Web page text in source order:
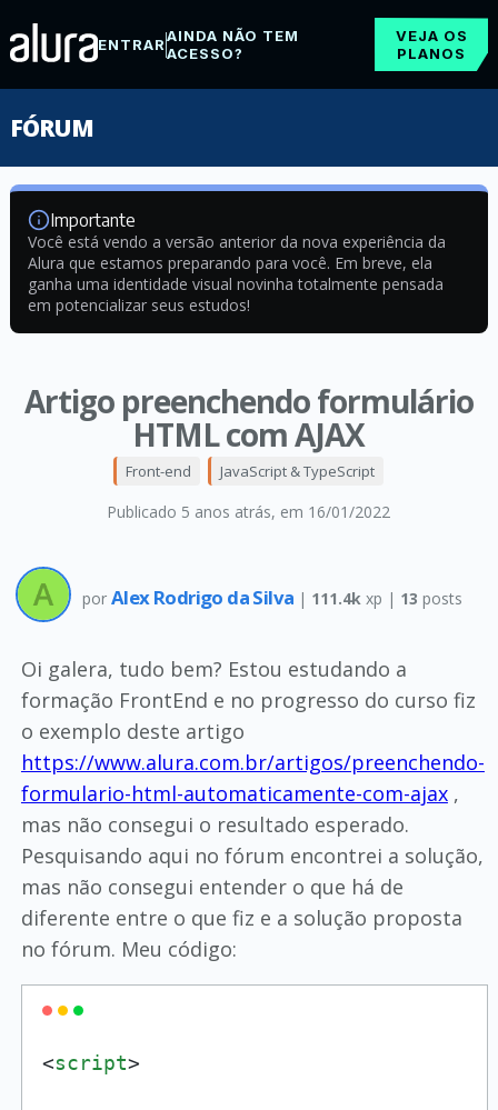
ENTRARAINDA NÃO TEM
ACESSO?
VEJA OS
PLANOS
FÓRUM
Importante
Você está vendo a versão anterior da nova experiência da
Alura que estamos preparando para você. Em breve, ela
ganha uma identidade visual novinha totalmente pensada
em potencializar seus estudos!
Artigo preenchendo formulário
HTML com AJAX
Publicado 5 anos atrás, em 16/01/2022
Front-end JavaScript & TypeScript
por Alex Rodrigo da Silva | 111.4k xp | 13 posts
Oi galera, tudo bem? Estou estudando a
formação FrontEnd e no progresso do curso fiz
o exemplo deste artigo
https://www.alura.com.br/artigos/preenchendo-
formulario-html-automaticamente-com-ajax,
mas não consegui o resultado esperado.
Pesquisando aqui no fórum encontrei a solução,
mas não consegui entender o que há de
diferente entre o que fiz e a solução proposta
no fórum. Meu código:
<script>